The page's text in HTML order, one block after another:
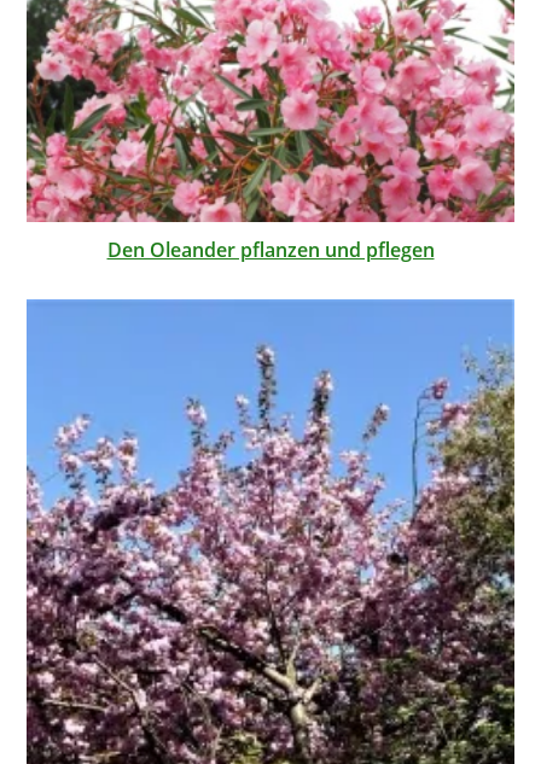
Den Oleander pflanzen und pflegen